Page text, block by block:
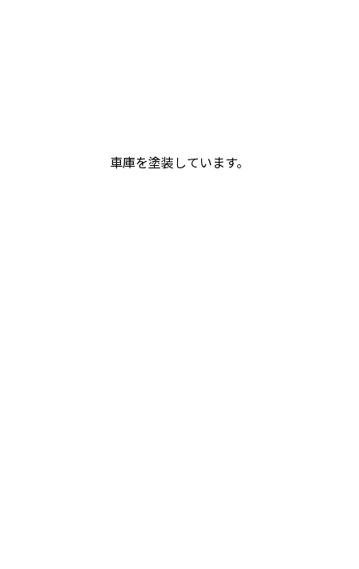
車庫を塗装しています。